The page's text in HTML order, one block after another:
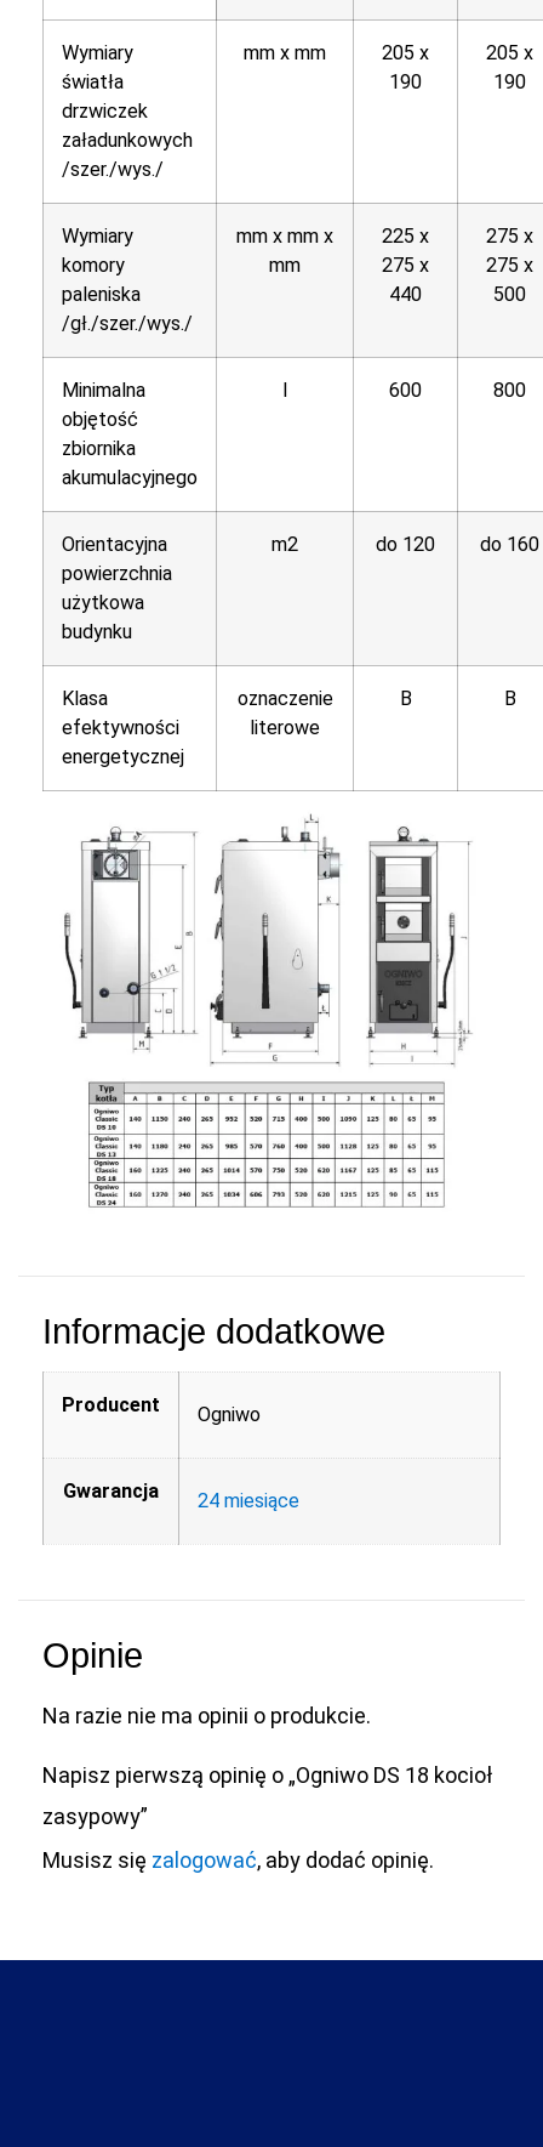
Wymiary
światła
drzwiczek
załadunkowych
/szer./wys./
mm x mm
205 x
190
205 x
190
Wymiary
komory
paleniska
/gł./szer./wys./
mm x mm x
mm
225 x
275 x
440
275 x
275 x
500
Minimalna
objętość
zbiornika
akumulacyjnego
600 800
Orientacyjna
powierzchnia
użytkowa
budynku
m2 do 120 do 160
Klasa
efektywności
energetycznej
oznaczenie
literowe
B B
Informacje dodatkowe
Producent Ogniwo
Gwarancja 24 miesiące
Opinie
Na razie nie ma opinii o produkcie.
Napisz pierwszą opinię o „Ogniwo DS 18 kocioł
zasypowy”
Musisz się zalogować, aby dodać opinię.